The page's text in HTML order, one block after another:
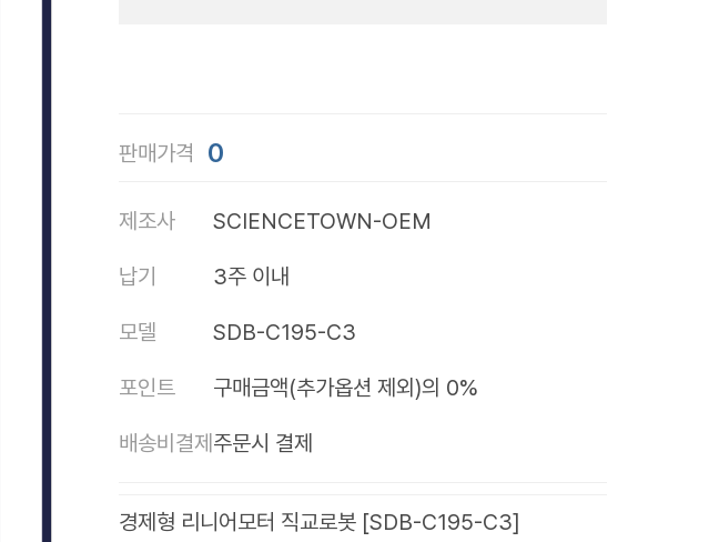
판매가격 0
제조사 SCIENCETOWN-OEM
납기 3주 이내
모델 SDB-C195-C3
포인트 구매금액(추가옵션 제외)의 0%
배송비결제 주문시 결제
경제형 리니어모터 직교로봇 [SDB-C195-C3]